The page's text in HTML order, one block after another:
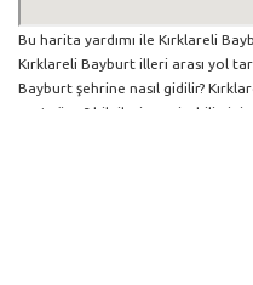
Bu harita yardımı ile Kırklareli
Kırklareli Bayburt illeri arası yol
Bayburt şehrine nasıl gidilir?
saat sürer? bilgilerine